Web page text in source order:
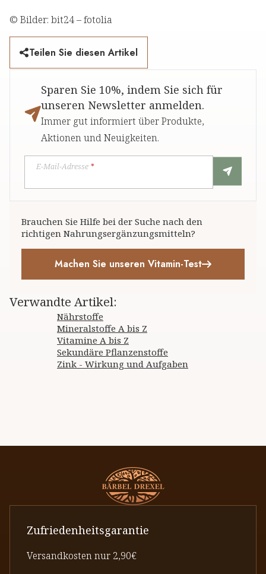
© Bilder: bit24 – fotolia
Teilen Sie diesen Artikel
Sparen Sie 10%, indem Sie sich für
unseren Newsletter anmelden.
Immer gut informiert über Produkte,
Aktionen und Neuigkeiten.
E-Mail-Adresse *
Brauchen Sie Hilfe bei der Suche nach den
richtigen Nahrungsergänzungsmitteln?
Machen Sie unseren Vitamin-Test
Verwandte Artikel:
Nährstoffe
Mineralstoffe A bis Z
Vitamine A bis Z
Sekundäre Pflanzenstoffe
Zink - Wirkung und Aufgaben
Zufriedenheitsgarantie
Versandkosten nur 2,90€